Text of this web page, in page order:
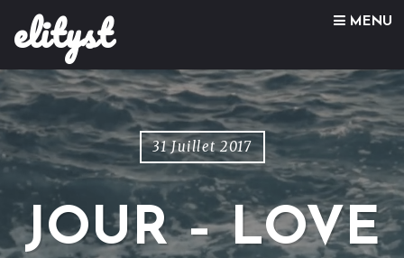
elityst MENU
Skip to content
31 Juillet 2017
JOUR – LOVE